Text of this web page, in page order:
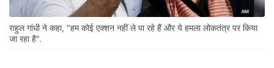
राहुल गांधी ने कहा, "हम कोई एक्शन नहीं ले पा रहे हैं और ये हमला लोकतंत्र पर किया
जा रहा है".